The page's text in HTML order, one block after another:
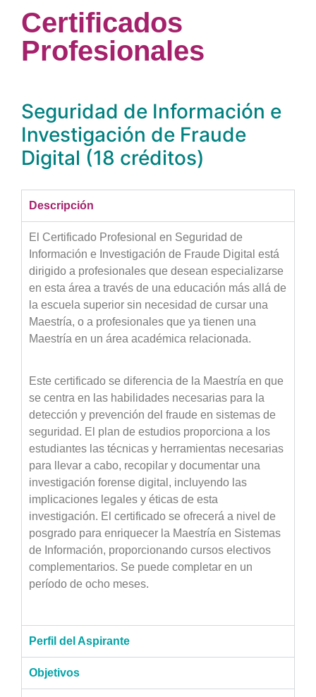
Certificados
Profesionales
Seguridad de Información e
Investigación de Fraude
Digital (18 créditos)
Descripción
El Certificado Profesional en Seguridad de
Información e Investigación de Fraude Digital está
dirigido a profesionales que desean especializarse
en esta área a través de una educación más allá de
la escuela superior sin necesidad de cursar una
Maestría, o a profesionales que ya tienen una
Maestría en un área académica relacionada.
Este certificado se diferencia de la Maestría en que
se centra en las habilidades necesarias para la
detección y prevención del fraude en sistemas de
seguridad. El plan de estudios proporciona a los
estudiantes las técnicas y herramientas necesarias
para llevar a cabo, recopilar y documentar una
investigación forense digital, incluyendo las
implicaciones legales y éticas de esta
investigación. El certificado se ofrecerá a nivel de
posgrado para enriquecer la Maestría en Sistemas
de Información, proporcionando cursos electivos
complementarios. Se puede completar en un
período de ocho meses.
Perfil del Aspirante
Objetivos